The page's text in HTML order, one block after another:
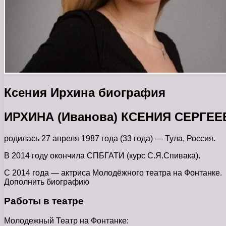
Ксения Ирхина биография
ИРХИНА (Иванова) КСЕНИЯ
родилась 27 апреля 1987 года (33 года) — Тула, Россия.
В 2014 году окончила СПБГАТИ (курс С.Я.Спивака).
С 2014 года — актриса Молодёжного театра на Фонтанке.
Дополнить биографию
Работы в театре
Молодежный Театр на Фонтанке: